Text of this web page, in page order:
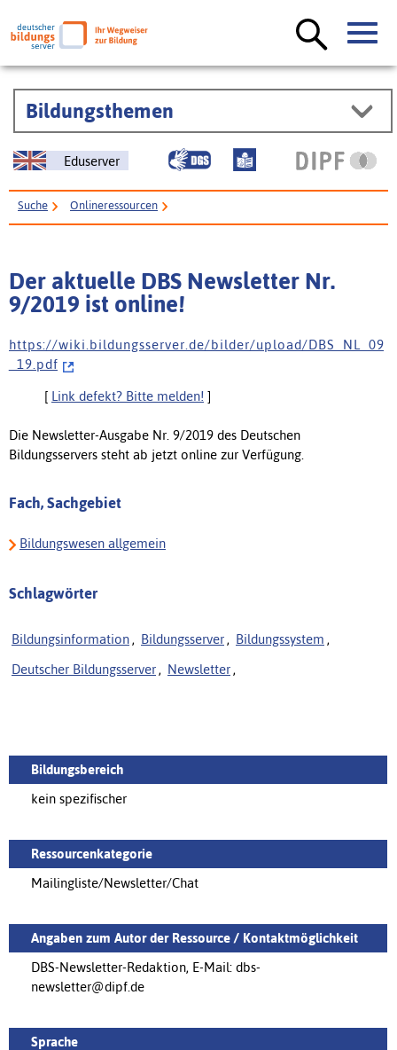
Bildungsthemen
Eduserver
Suche Onlineressourcen
Der aktuelle DBS Newsletter Nr.
9/2019 ist online!
h t t p s : / / w i k i . b i l d u n g s s e r v e r . d e / b i l d e r / u p l o a d / D B S _ N L _ 0 9
_ 1 9 . p d f
[ Link defekt? Bitte melden! ]
Die Newsletter-Ausgabe Nr. 9/2019 des Deutschen
Bildungsservers steht ab jetzt online zur Verfügung.
Fach, Sachgebiet
Bildungswesen allgemein
Schlagwörter
Bildungsinformation , Bildungsserver , Bildungssystem ,
Deutscher Bildungsserver , Newsletter ,
Bildungsbereich
kein spezifischer
Ressourcenkategorie
Mailingliste/Newsletter/Chat
Angaben zum Autor der Ressource / Kontaktmöglichkeit
DBS-Newsletter-Redaktion, E-Mail: dbs-
newsletter@dipf.de
Sprache